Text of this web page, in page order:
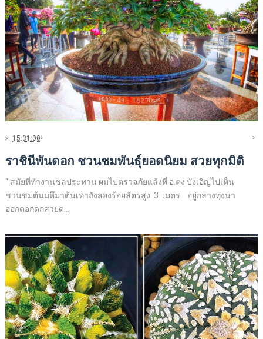
15:31:00
ราชินีพันดอก ชวนชมพันธุ์ยอดนิยม สวยทุกมิติ
“ สมัยที่ทำงานชลประทาน ผมไปตรวจภัยแล้งที่ อ.คง บังเอิญไปเห็น
ชวนชมต้นมหึมาต้นเท่าถังสองร้อยลิตรสูง 3 เมตร อยู่กลางทุ่งนา
ออกดอกดกสวยด...